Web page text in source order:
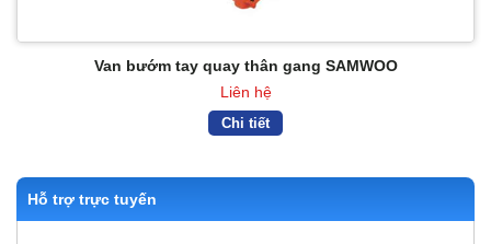
Van bướm tay quay thân gang SAMWOO
Liên hệ
Chi tiết
Hỗ trợ trực tuyến